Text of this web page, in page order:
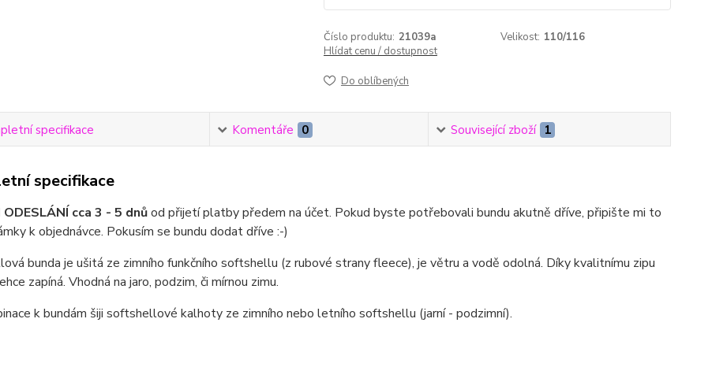
Číslo produktu: 21039a Velikost: 110/116
Hlídat cenu / dostupnost
Do oblíbených
specifikace Komentáře 0 Související zboží 1
specifikace
ODESLÁNÍ cca 3 - 5 dnůod přijetí platby předem na účet. Pokud byste potřebovali bundu akutně dříve, připište mi to
k objednávce. Pokusím se bundu dodat dříve :-)
bunda je ušitá ze zimního funkčního softshellu (z rubové strany fleece), je větru a vodě odolná. Díky kvalitnímu zipu
zapíná. Vhodná na jaro, podzim, či mírnou zimu.
k bundám šiji softshellové kalhoty ze zimního nebo letního softshellu (jarní - podzimní).